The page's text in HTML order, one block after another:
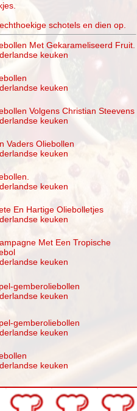
schotels en dien op.
Met Gekarameliseerd Fruit.
keuken
keuken
Volgens Christian Steevens
keuken
Vaders Oliebollen
keuken
keuken
En Hartige Oliebolletjes
keuken
Met Een Tropische
keuken
gemberoliebollen
keuken
gemberoliebollen
keuken
keuken